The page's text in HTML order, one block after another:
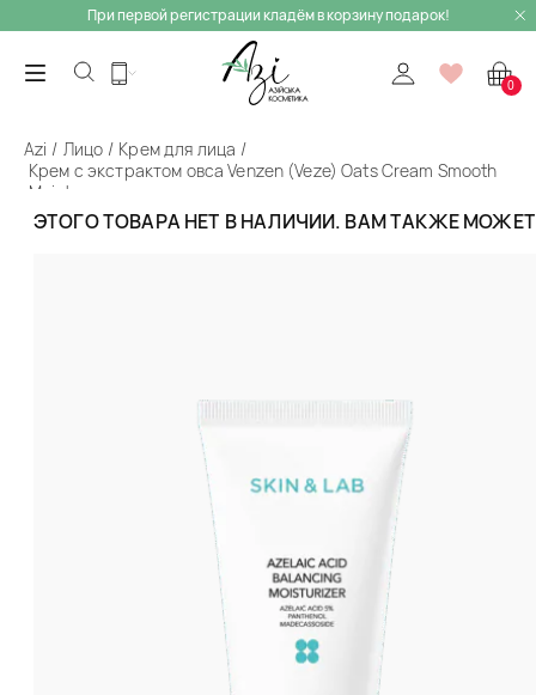
При первой регистрации кладём в корзину подарок!
0
ЭТОГО ТОВАРА НЕТ В НАЛИЧИИ. ВАМ ТАКЖЕ
Azi Лицо
Крем для лица
Крем с экстрактом овса Venzen (Veze) Oats Cream Smooth
Moisture
Назад